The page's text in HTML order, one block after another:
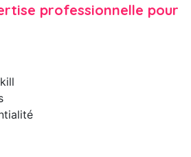
professionnelle pour